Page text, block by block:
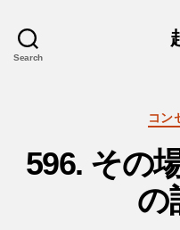
Search
コン
596. その
の